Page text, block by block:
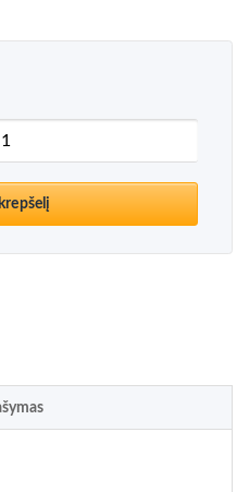
Nafaeis Al Shaghaf Pour
krepšelį